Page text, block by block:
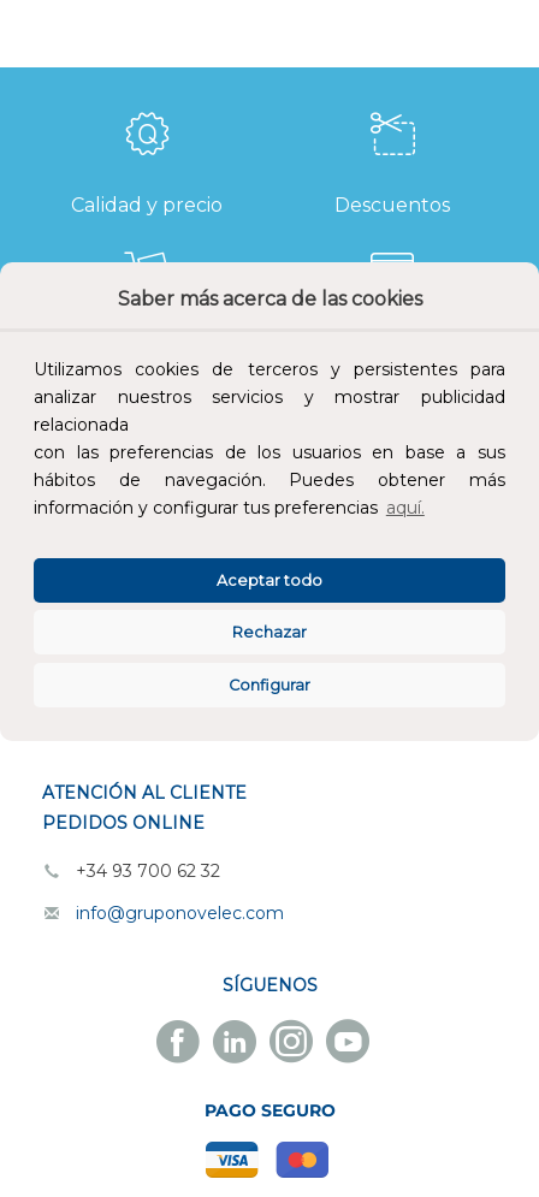
Saber más acerca de las cookies
Utilizamos cookies de terceros y persistentes para
analizar nuestros servicios y mostrar publicidad
relacionada
con las preferencias de los usuarios en base a sus
hábitos de navegación. Puedes obtener más
información y configurar tus preferencias aquí.
Configurar
Rechazar
Aceptar todo
Calidad y precio Descuentos
Atención al cliente
ATENCIÓN AL CLIENTE
PEDIDOS ONLINE
+34 93 700 62 32
info@gruponovelec.com
SÍGUENOS
Facebook
Novelec
Linkedin
Novelec
Instagram
Novelec
Youtube
Novelec
PAGO SEGURO